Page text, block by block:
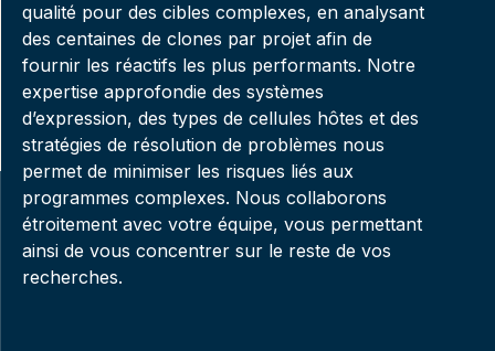
qualité pour des cibles complexes, en analysant
des centaines de clones par projet afin de
fournir les réactifs les plus performants. Notre
expertise approfondie des systèmes
d’expression, des types de cellules hôtes et des
stratégies de résolution de problèmes nous
permet de minimiser les risques liés aux
programmes complexes. Nous collaborons
étroitement avec votre équipe, vous permettant
ainsi de vous concentrer sur le reste de vos
recherches.